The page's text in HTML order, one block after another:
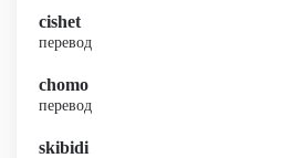
cishet
перевод
chomo
перевод
skibidi